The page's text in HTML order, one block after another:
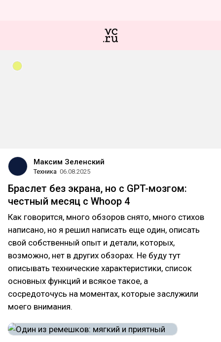
Максим Зеленский
Техника 06.08.2025
Браслет без экрана, но с GPT-мозгом:
честный месяц с Whoop 4
Как говорится, много обзоров снято, много стихов
написано, но я решил написать еще один, описать
свой собственный опыт и детали, которых,
возможно, нет в других обзорах. Не буду тут
описывать технические характеристики, список
основных функций и всякое такое, а
сосредоточусь на моментах, которые заслужили
моего внимания.